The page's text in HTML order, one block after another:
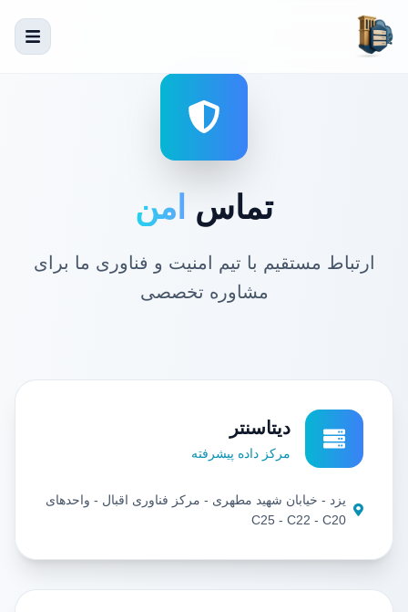
تماس امن
ارتباط مستقیم با تیم امنیت و فناوری ما برای
مشاوره تخصصی
دیتاسنتر
مرکز داده پیشرفته
یزد - خيابان شهيد مطهری - مرکز فناوری اقبال - واحدهای
C25 - C22 - C20